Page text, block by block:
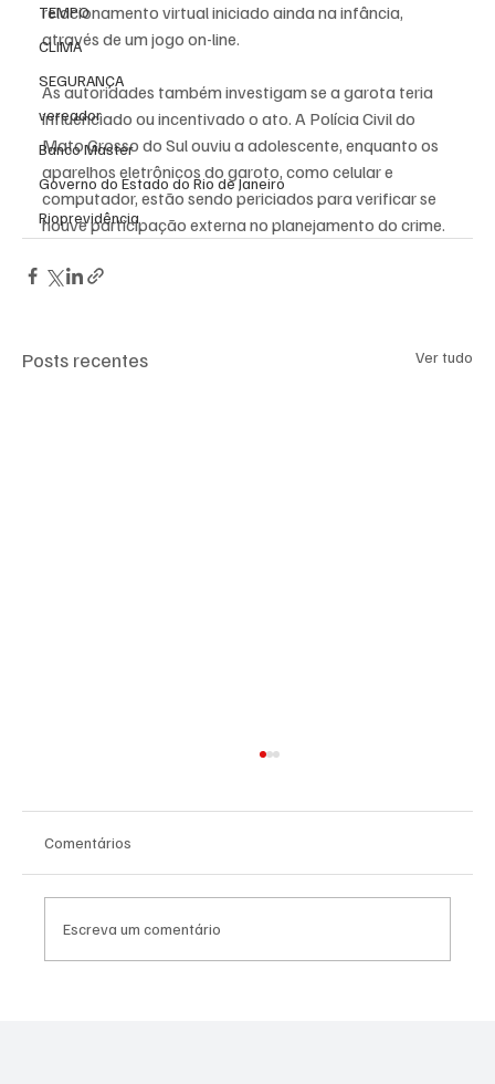
TEMPO
CLIMA
SEGURANÇA
vereador
Banco Master
Governo do Estado do Rio de Janeiro
Rioprevidência
relacionamento virtual iniciado ainda na infância,
através de um jogo on-line.
As autoridades também investigam se a garota teria
influenciado ou incentivado o ato. A Polícia Civil do
Mato Grosso do Sul ouviu a adolescente, enquanto os
aparelhos eletrônicos do garoto, como celular e
computador, estão sendo periciados para verificar se
houve participação externa no planejamento do crime.
Posts recentes Ver tudo
Comentários
Escreva um comentário